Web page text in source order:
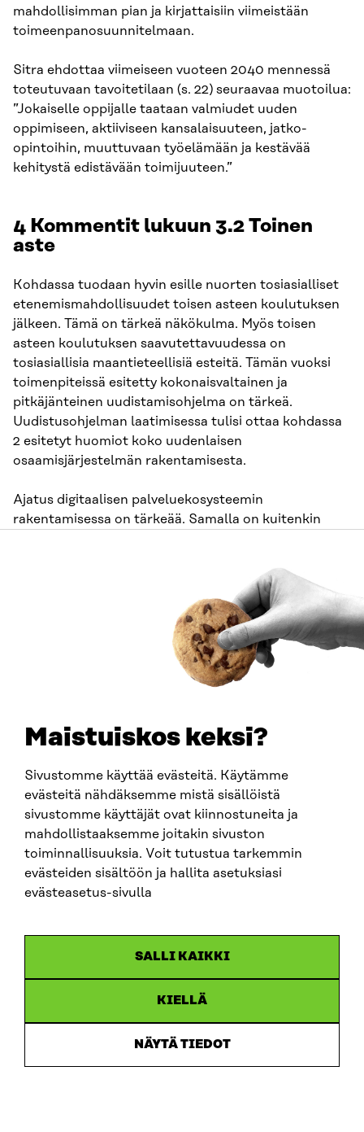
Maistuiskos keksi?
Sivustomme käyttää evästeitä. Käytämme
evästeitä nähdäksemme mistä sisällöistä
sivustomme käyttäjät ovat kiinnostuneita ja
mahdollistaaksemme joitakin sivuston
toiminnallisuuksia. Voit tutustua tarkemmin
evästeiden sisältöön ja hallita asetuksiasi
evästeasetus-sivulla
SALLI KAIKKI
KIELLÄ
NÄYTÄ TIEDOT
mahdollisimman pian ja kirjattaisiin viimeistään
toimeenpanosuunnitelmaan.
Sitra ehdottaa viimeiseen vuoteen 2040 mennessä
toteutuvaan tavoitetilaan (s. 22) seuraavaa muotoilua:
”Jokaiselle oppijalle taataan valmiudet uuden
oppimiseen, aktiiviseen kansalaisuuteen, jatko-
opintoihin, muuttuvaan työelämään ja kestävää
kehitystä edistävään toimijuuteen.”
4 Kommentit lukuun 3.2 Toinen
aste
Kohdassa tuodaan hyvin esille nuorten tosiasialliset
etenemismahdollisuudet toisen asteen koulutuksen
jälkeen. Tämä on tärkeä näkökulma. Myös toisen
asteen koulutuksen saavutettavuudessa on
tosiasiallisia maantieteellisiä esteitä. Tämän vuoksi
toimenpiteissä esitetty kokonaisvaltainen ja
pitkäjänteinen uudistamisohjelma on tärkeä.
Uudistusohjelman laatimisessa tulisi ottaa kohdassa
2 esitetyt huomiot koko uudenlaisen
osaamisjärjestelmän rakentamisesta.
Ajatus digitaalisen palveluekosysteemin
rakentamisessa on tärkeää. Samalla on kuitenkin
maantieteellisen saavutettavuuden haasteita. Niiden
ratkaisemisessa on tarpeen valmistella myös
radikaaleja rakenteet ylittäviä yhteistyöratkaisuja,
joihin kohdassa 2 on viitattu. Saavutettavuuden
turvaamisen lisäksi tällainen joustavuus auttaa
vastaamaan opiskelijoiden, jatko-opintojen ja
valmiutta vastata toimintaympäristön muutoksiin ja
Sitra pitää erittäin hyvänä sitä, että luonnoksessa on
tunnistettu työn tekemisen muutokset, kuten
alustatyö ja itsensä työllistäminen, ja niiden vaikutus
osaamisen kehittämiseen.
on yksi keskeinen ratkaisu osaajakysymykseen.
Valmistuvien kiinnittyminen suomalaiseen
työelämään vaatii monipuolisia toimenpiteitä koko
opintojen ajan. Rahoituksen ohjausvaikutus on tässä